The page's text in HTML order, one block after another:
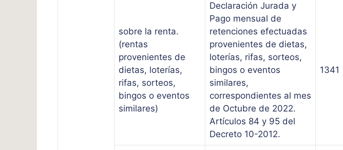
sobre la renta.
(rentas
provenientes de
dietas, loterías,
rifas, sorteos,
bingos o eventos
similares)
Declaración Jurada y
Pago mensual de
retenciones efectuadas
provenientes de dietas,
loterías, rifas, sorteos,
bingos o eventos
similares,
correspondientes al mes
de Octubre de 2022.
Artículos 84 y 95 del
Decreto 10-2012.
1341